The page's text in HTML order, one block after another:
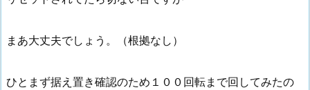
まあ大丈夫でしょう。（根拠なし）
ひとまず据え置き確認のため１００回転まで回してみたの